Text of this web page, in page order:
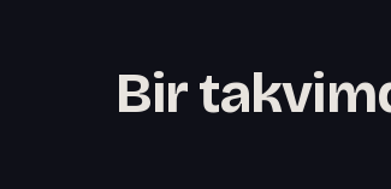
Bir